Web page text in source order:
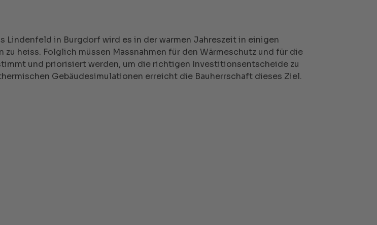
Lindenfeld in Burgdorf wird es in der warmen Jahreszeit in einigen
zu heiss. Folglich müssen Massnahmen für den Wärmeschutz und für die
und priorisiert werden, um die richtigen Investitionsentscheide zu
Gebäudesimulationen erreicht die Bauherrschaft dieses Ziel.